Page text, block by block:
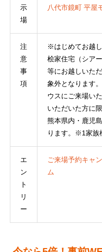
示
場
八代市鏡町 平屋
注
意
事
項
※はじめてお越
桧家住宅（シア
等にお越しいた
象外となります
ウスにご来場い
いただいた方に
熊本県内・鹿児
ります。※1家族
エ
ン
ト
リ
ー
ご来場予約キャ
ム